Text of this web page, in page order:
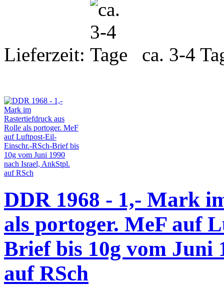
Lieferzeit: ca. 3-4
DDR 1968 - 1,- Mark
als portoger. MeF auf
Brief bis 10g vom Juni
auf RSch